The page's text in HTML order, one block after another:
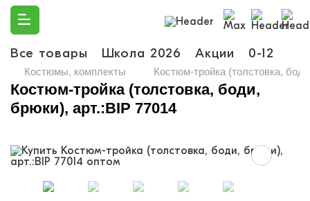
Все товары Школа 2026 Акции 0-12
Костюмы, комплекты Костюм-тройка (толстовка,
Костюм-тройка (толстовка, боди,
брюки), арт.:BIP 77014